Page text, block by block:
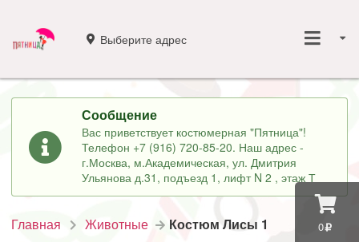
0
Выберите адрес
Сообщение
Вас приветствует костюмерная "Пятница"!
Телефон +7 (916) 720-85-20. Наш адрес -
г.Москва, м.Академическая, ул. Дмитрия
Ульянова д.31, подъезд 1, лифт N 2 , этаж Т
Главная Животные Костюм Лисы 1